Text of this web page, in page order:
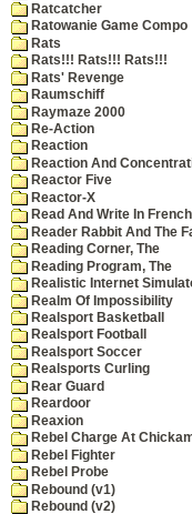
Ratcatcher
Ratowanie Game Compo
Rats
Rats!!! Rats!!! Rats!!!
Rats' Revenge
Raumschiff
Raymaze 2000
Re-Action
Reaction
Reaction And
Reactor Five
Reactor-X
Read And Write In
Reader Rabbit And The
Reading Corner, The
Reading Program, The
Realistic Internet
Realm Of Impossibility
Realsport Basketball
Realsport Football
Realsport Soccer
Realsports Curling
Rear Guard
Reardoor
Reaxion
Rebel Charge At
Rebel Fighter
Rebel Probe
Rebound (v1)
Rebound (v2)